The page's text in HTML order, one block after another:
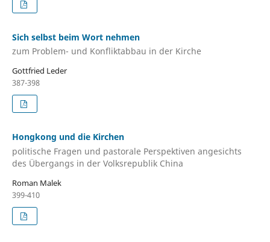
Sich selbst beim Wort nehmen
zum Problem- und Konfliktabbau in der Kirche
Gottfried Leder
387-398
Hongkong und die Kirchen
politische Fragen und pastorale Perspektiven angesichts
des Übergangs in der Volksrepublik China
Roman Malek
399-410